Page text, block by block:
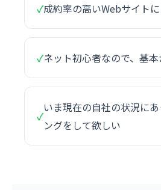
✓成約率の高いWebサイト
✓ネット初心者なので、基
✓
いま現在の自社の状況に
ングをして欲しい